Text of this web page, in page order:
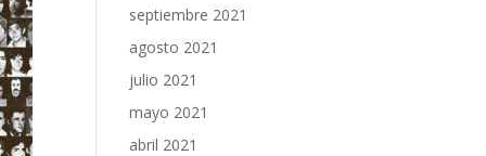
septiembre 2021
agosto 2021
julio 2021
mayo 2021
abril 2021